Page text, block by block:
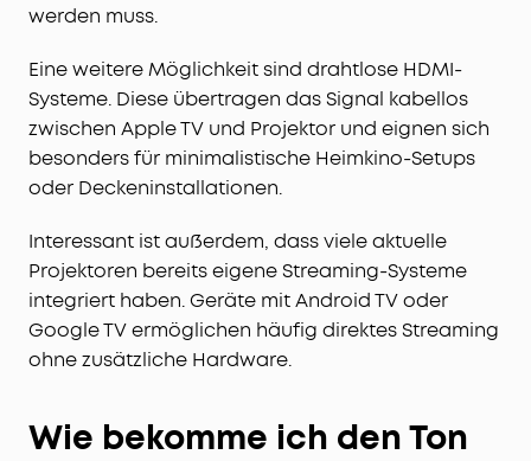
werden muss.
Eine weitere Möglichkeit sind drahtlose HDMI-
Systeme. Diese übertragen das Signal kabellos
zwischen Apple TV und Projektor und eignen sich
besonders für minimalistische Heimkino-Setups
oder Deckeninstallationen.
Interessant ist außerdem, dass viele aktuelle
Projektoren bereits eigene Streaming-Systeme
integriert haben. Geräte mit Android TV oder
Google TV ermöglichen häufig direktes Streaming
ohne zusätzliche Hardware.
Wie bekomme ich den Ton